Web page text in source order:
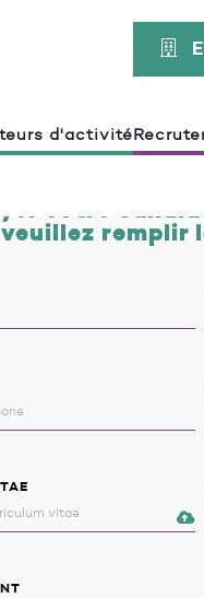
d'activité
votre